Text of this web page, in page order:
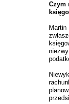
Czym
Martin